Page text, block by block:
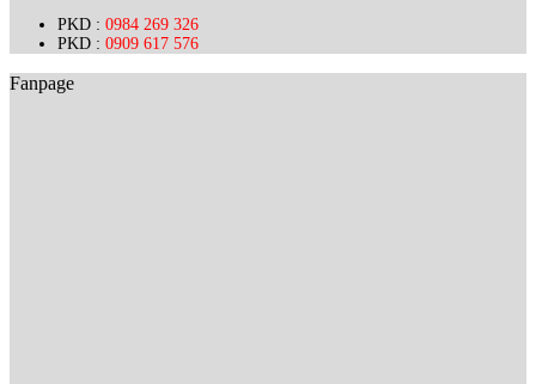
PKD : 0984 269 326
PKD : 0909 617 576
Fanpage